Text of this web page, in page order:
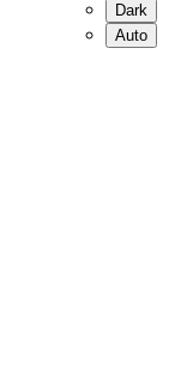
Dark
Auto